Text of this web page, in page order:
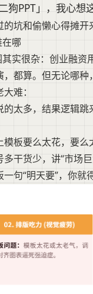
狗PPT」，我心想
坑和偷懒心得摊开
哪
实很杂：创业融资
都算。但无论哪种
难：
的太多，结果逻辑
模板要么太花，要么
多干货少，讲“市场
一句“明天要”，你就